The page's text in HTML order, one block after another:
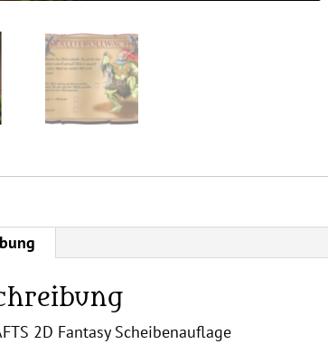
2D Fantasy Scheibenauflage